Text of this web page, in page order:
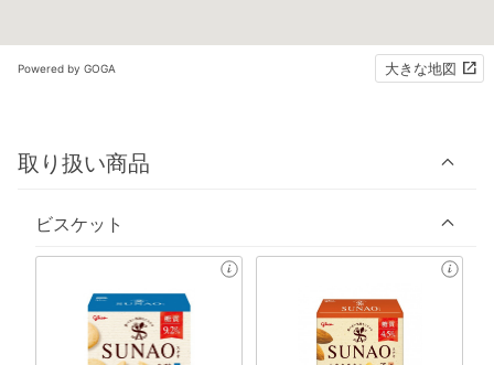
Powered by GOGA 大きな地図
取り扱い商品
ビスケット